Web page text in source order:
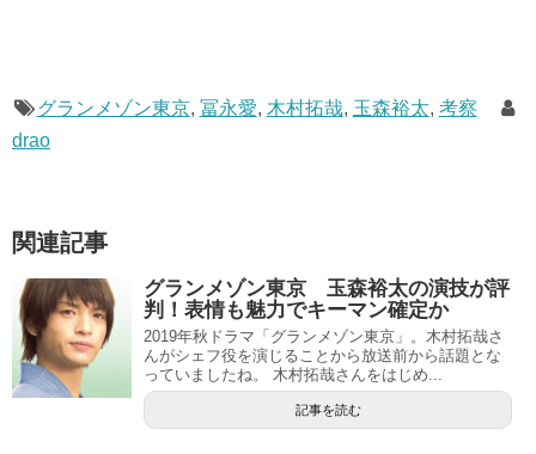
グランメゾン東京, 冨永愛, 木村拓哉, 玉森裕太, 考察
drao
関連記事
グランメゾン東京 玉森裕太の演技が評
判！表情も魅力でキーマン確定か
2019年秋ドラマ「グランメゾン東京」。木村拓哉さ
んがシェフ役を演じることから放送前から話題とな
っていましたね。 木村拓哉さんをはじめ...
記事を読む